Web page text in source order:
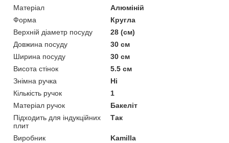
Матеріал
Алюміній
Форма
Кругла
Верхній діаметр посуду
28 (см)
Довжина посуду
30 см
Ширина посуду
30 см
Висота стінок
5.5 см
Знімна ручка
Ні
Кількість ручок
1
Матеріал ручок
Бакеліт
Підходить для індукційних
плит
Так
Виробник
Kamilla